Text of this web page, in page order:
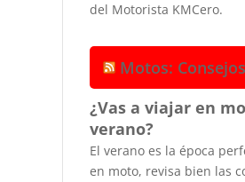
del Motorista KMCero.
Motos: Consejos
¿Vas a viajar en
verano?
El verano es la época
en moto, revisa bien las